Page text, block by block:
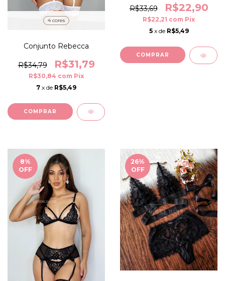
4 cores
Conjunto Rebecca
R$34,79 R$31,79
R$30,84 com Pix
7 x de R$5,49
COMPRAR
R$33,69 R$22,90
R$22,21 com Pix
5 x de R$5,49
COMPRAR
8%
OFF
26%
OFF